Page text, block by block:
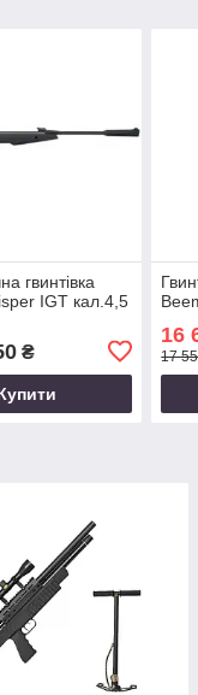
гвинтівка
IGT кал.4,5
₴
16
17